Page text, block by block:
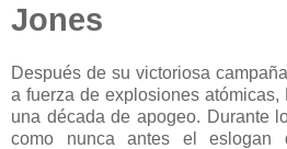
Jones
Después de su victoriosa
a fuerza de explosiones atómicas,
una década de apogeo. Durante
como nunca antes el eslogan